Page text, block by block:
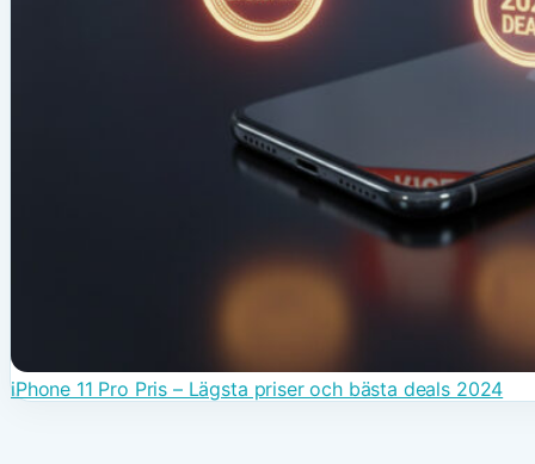
iPhone 11 Pro Pris – Lägsta priser och bästa deals 2024